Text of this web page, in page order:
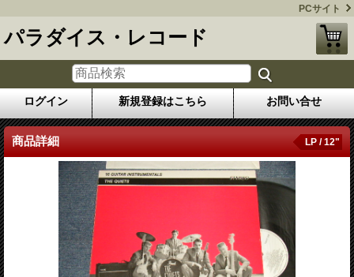
PCサイト
パラダイス・レコード
ログイン 新規登録はこちら お問い合せ
商品詳細 LP / 12"